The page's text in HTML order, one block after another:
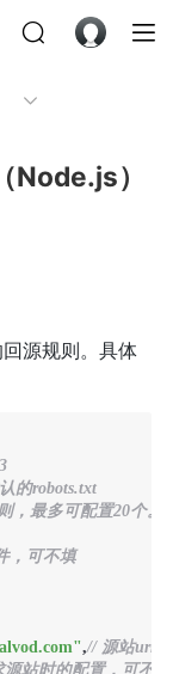
Node.js）
源规则。具体
的robots.txt
，最多可配置20个。
，可不填
,// 源站url,
源站时的配置，可不